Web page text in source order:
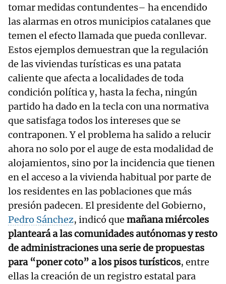
tomar medidas contundentes– ha encendido
las alarmas en otros municipios catalanes que
temen el efecto llamada que pueda conllevar.
Estos ejemplos demuestran que la regulación
de las viviendas turísticas es una patata
caliente que afecta a localidades de toda
condición política y, hasta la fecha, ningún
partido ha dado en la tecla con una normativa
que satisfaga todos los intereses que se
contraponen. Y el problema ha salido a relucir
ahora no solo por el auge de esta modalidad de
alojamientos, sino por la incidencia que tienen
en el acceso a la vivienda habitual por parte de
los residentes en las poblaciones que más
presión padecen. El presidente del Gobierno,
Pedro Sánchez, indicó que mañana miércoles
planteará a las comunidades autónomas y resto
de administraciones una serie de propuestas
para “poner coto” a los pisos turísticos, entre
ellas la creación de un registro estatal para